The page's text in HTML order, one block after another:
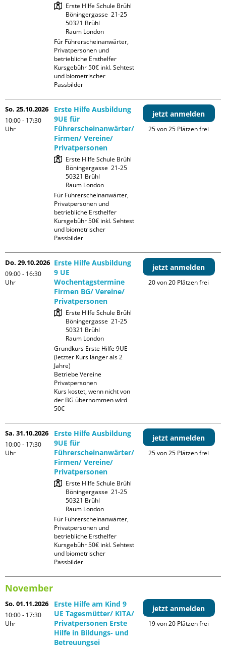
Erste Hilfe Schule Brühl
Böningergasse  21-25
50321 Brühl
Raum London
Für Führerscheinanwärter,
Privatpersonen und
betriebliche Ersthelfer
Kursgebühr 50€ inkl. Sehtest
und biometrischer
Passbilder
So. 25.10.2026
10:00 - 17:30
Uhr
Erste Hilfe Ausbildung
9UE für
Führerscheinanwärter/
Firmen/ Vereine/
Privatpersonen
Erste Hilfe Schule Brühl
Böningergasse  21-25
50321 Brühl
Raum London
Für Führerscheinanwärter,
Privatpersonen und
betriebliche Ersthelfer
Kursgebühr 50€ inkl. Sehtest
und biometrischer
Passbilder
jetzt anmelden
25 von 25 Plätzen frei
Do. 29.10.2026
09:00 - 16:30
Uhr
Erste Hilfe Ausbildung
9 UE
Wochentagstermine
Firmen BG/ Vereine/
Privatpersonen
Erste Hilfe Schule Brühl
Böningergasse  21-25
50321 Brühl
Raum London
Grundkurs Erste Hilfe 9UE
(letzter Kurs länger als 2
Jahre)
Betriebe Vereine
Privatpersonen
Kurs kostet, wenn nicht von
der BG übernommen wird
50€
jetzt anmelden
20 von 20 Plätzen frei
Sa. 31.10.2026
10:00 - 17:30
Uhr
Erste Hilfe Ausbildung
9UE für
Führerscheinanwärter/
Firmen/ Vereine/
Privatpersonen
Erste Hilfe Schule Brühl
Böningergasse  21-25
50321 Brühl
Raum London
Für Führerscheinanwärter,
Privatpersonen und
betriebliche Ersthelfer
Kursgebühr 50€ inkl. Sehtest
und biometrischer
Passbilder
jetzt anmelden
25 von 25 Plätzen frei
November
So. 01.11.2026
10:00 - 17:30
Uhr
Erste Hilfe am Kind 9
UE Tagesmütter/ KITA/
Privatpersonen Erste
Hilfe in Bildungs- und
Betreuungsei
jetzt anmelden
19 von 20 Plätzen frei